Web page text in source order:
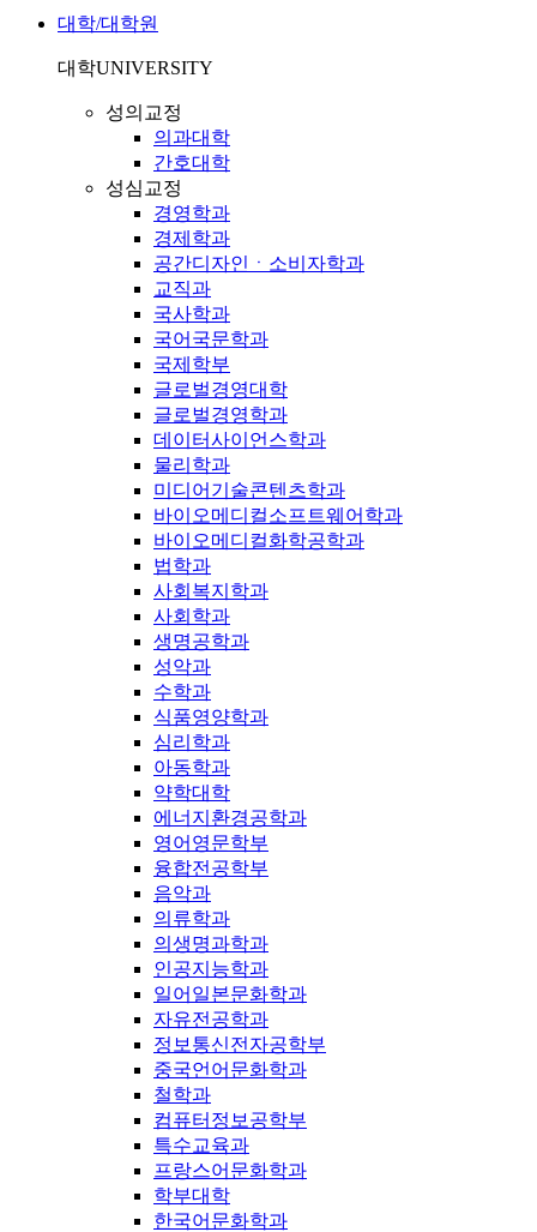
대학/대학원
대학UNIVERSITY
성의교정
의과대학
간호대학
성심교정
경영학과
경제학과
공간디자인ㆍ소비자학과
교직과
국사학과
국어국문학과
국제학부
글로벌경영대학
글로벌경영학과
데이터사이언스학과
물리학과
미디어기술콘텐츠학과
바이오메디컬소프트웨어학과
바이오메디컬화학공학과
법학과
사회복지학과
사회학과
생명공학과
성악과
수학과
식품영양학과
심리학과
아동학과
약학대학
에너지환경공학과
영어영문학부
융합전공학부
음악과
의류학과
의생명과학과
인공지능학과
일어일본문화학과
자유전공학과
정보통신전자공학부
중국언어문화학과
철학과
컴퓨터정보공학부
특수교육과
프랑스어문화학과
학부대학
한국어문화학과